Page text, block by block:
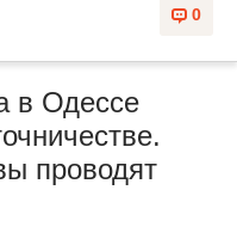
0
в Одессе
проводят